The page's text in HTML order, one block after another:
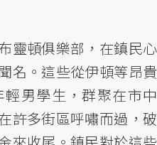
靈頓俱樂部，在鎮民心
名。這些從伊頓等昂貴
男學生，群聚在市中
許多街區呼嘯而過，破